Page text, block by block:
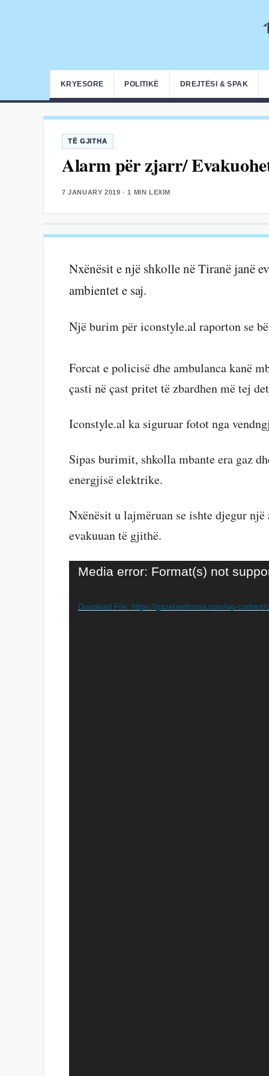
KRYESORE POLITIKË DREJTËSI & SPAK
TË GJITHA
Alarm për zjarr/
7 JANUARY 2019 · 1 MIN LEXIM
Nxënësit e një shkolle në Tiranë janë
ambientet e saj.
Një burim për iconstyle.al raporton se
Forcat e policisë dhe ambulanca kanë
çasti në çast pritet të zbardhen më tej
Iconstyle.al ka siguruar fotot nga
Sipas burimit, shkolla mbante era gaz
energjisë elektrike.
Nxënësit u lajmëruan se ishte djegur
evakuuan të gjithë.
Video
Media error: Format(s) not
Download File: https://gazetareforma.com/wp-